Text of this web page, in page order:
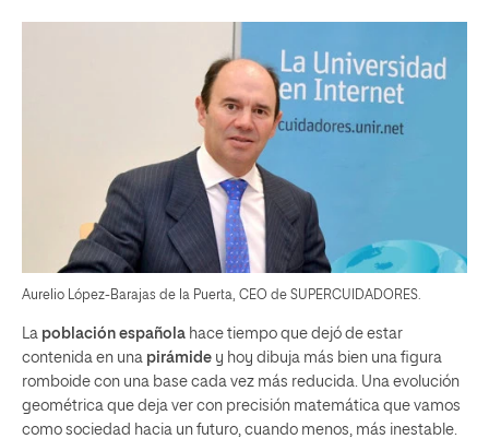
Aurelio López-Barajas de la Puerta, CEO de SUPERCUIDADORES.
La población española hace tiempo que dejó de estar
contenida en una pirámide y hoy dibuja más bien una figura
romboide con una base cada vez más reducida. Una evolución
geométrica que deja ver con precisión matemática que vamos
como sociedad hacia un futuro, cuando menos, más inestable.